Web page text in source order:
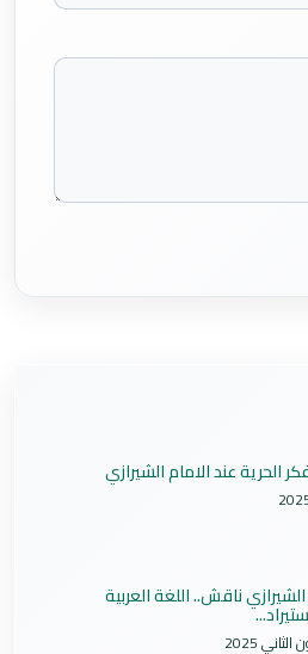
الحرية عند الامام الشيرازي
ناقش.. اللغة العربية